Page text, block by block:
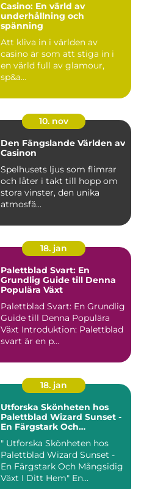
Casino: En värld av
underhållning och
spänning
Att kliva in i världen av
casino är som att stiga in i
en värld full av glamour,
sp&a...
10. nov
Den Fängslande Världen av
Casinon
Spelhusets ljus som flimrar
och låter i takt till hopp om
stora vinster, den unika
atmosfä...
18. jan
Palettblad Svart: En
Grundlig Guide till Denna
Populära Växt
Palettblad Svart: En Grundlig
Guide till Denna Populära
Växt Introduktion: Palettblad
svart är en p...
18. jan
Utforska Skönheten hos
Palettblad Wizard Sunset -
En Färgstark Och
" Utforska Skönheten hos
Palettblad Wizard Sunset -
En Färgstark Och Mångsidig
Växt I Ditt Hem" En...